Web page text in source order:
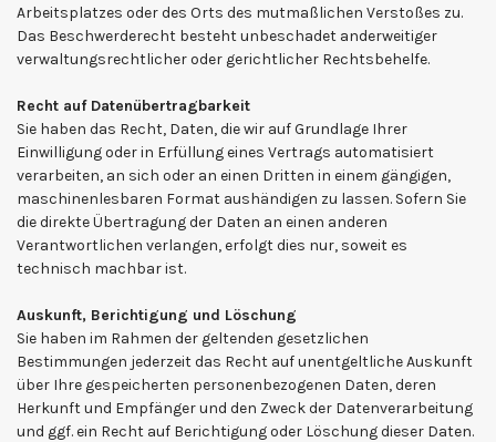
Arbeitsplatzes oder des Orts des mutmaßlichen Verstoßes zu.
Das Beschwerderecht besteht unbeschadet anderweitiger
verwaltungsrechtlicher oder gerichtlicher Rechtsbehelfe.
Recht auf Datenübertragbarkeit
Sie haben das Recht, Daten, die wir auf Grundlage Ihrer
Einwilligung oder in Erfüllung eines Vertrags automatisiert
verarbeiten, an sich oder an einen Dritten in einem gängigen,
maschinenlesbaren Format aushändigen zu lassen. Sofern Sie
die direkte Übertragung der Daten an einen anderen
Verantwortlichen verlangen, erfolgt dies nur, soweit es
technisch machbar ist.
Auskunft, Berichtigung und Löschung
Sie haben im Rahmen der geltenden gesetzlichen
Bestimmungen jederzeit das Recht auf unentgeltliche Auskunft
über Ihre gespeicherten personenbezogenen Daten, deren
Herkunft und Empfänger und den Zweck der Datenverarbeitung
und ggf. ein Recht auf Berichtigung oder Löschung dieser Daten.